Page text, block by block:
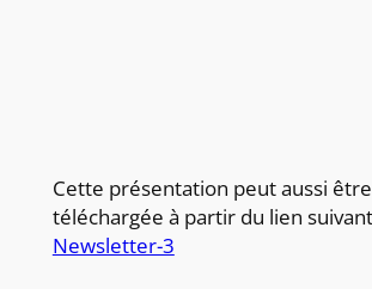
Cette présentation peut aussi être
téléchargée à partir du lien
Newsletter-3